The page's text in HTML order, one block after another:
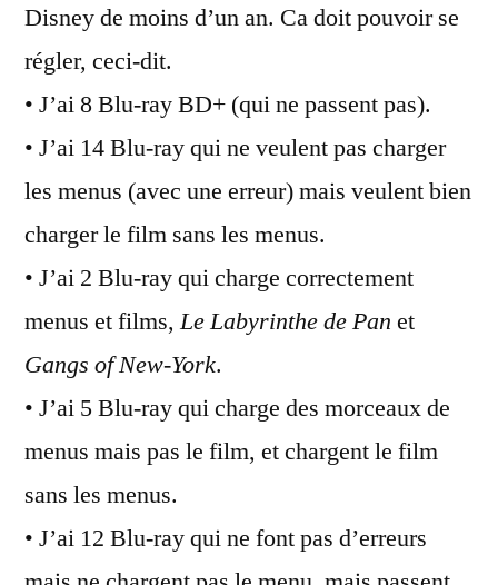
Disney de moins d’un an. Ca doit pouvoir se
régler, ceci-dit.
• J’ai 8 Blu-ray BD+ (qui ne passent pas).
• J’ai 14 Blu-ray qui ne veulent pas charger
les menus (avec une erreur) mais veulent bien
charger le film sans les menus.
• J’ai 2 Blu-ray qui charge correctement
menus et films,Le Labyrinthe de Pan et
Gangs of New-York.
• J’ai 5 Blu-ray qui charge des morceaux de
menus mais pas le film, et chargent le film
sans les menus.
• J’ai 12 Blu-ray qui ne font pas d’erreurs